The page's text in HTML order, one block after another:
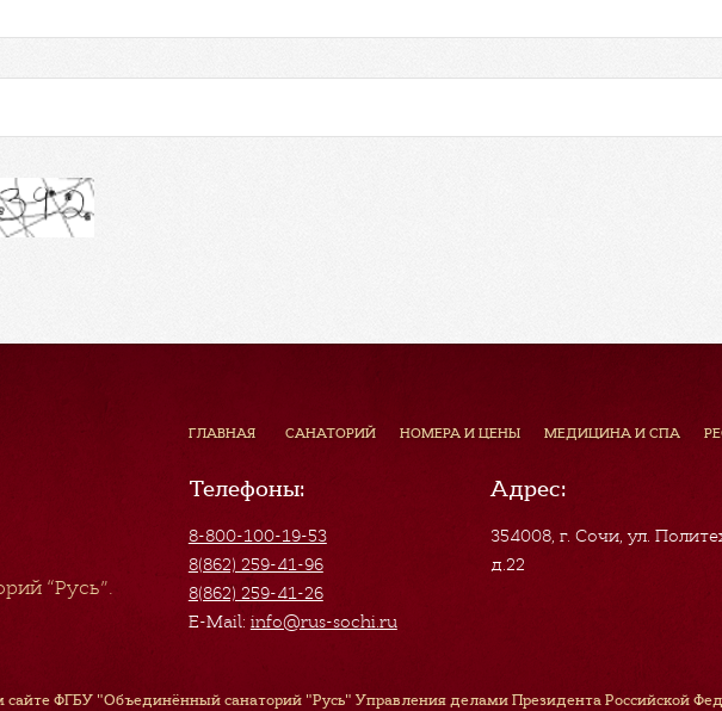
“Русь”.
ГЛАВНАЯ САНАТОРИЙ НОМЕРА И ЦЕНЫ МЕДИЦИНА И СПА
Телефоны:
8-800-100-19-53
8(862) 259-41-96
8(862) 259-41-26
E-Mail: info@rus-sochi.ru
Адрес:
354008, г. Сочи,ул.
д.22
ФГБУ "Объединённый санаторий "Русь" Управления делами Президента Российской